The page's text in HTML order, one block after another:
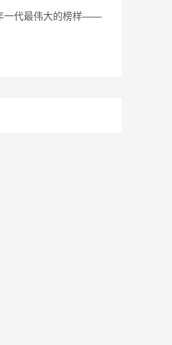
一代最伟大的榜样——